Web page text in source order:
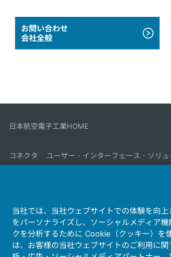
お問い合わせ
会社全般
日本航空電子工業HOME
コネクタ
ユーザー・インターフェース・ソリュ
会社情報 サステナビリティ IR情報 採用情報
製品情報新着一覧
サイトマップ お問い合わせ
当社では、当社ウェブサイトでの体験を向
をパーソナライズし、ソーシャルメディア
クを分析するために Cookie（クッキー）を
は、お客様の当社ウェブサイトのご利用に